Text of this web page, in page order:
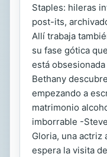
Staples: hileras
post-its,
Allí trabaja
su fase gótica
está
Bethany
empezando a
matrimonio
imborrable -
Gloria, una actriz
espera la visita